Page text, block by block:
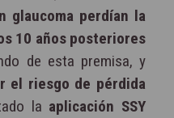
glaucoma perdían la
10 años posteriores
de esta premisa, y
el riesgo de pérdida
la aplicación SSY